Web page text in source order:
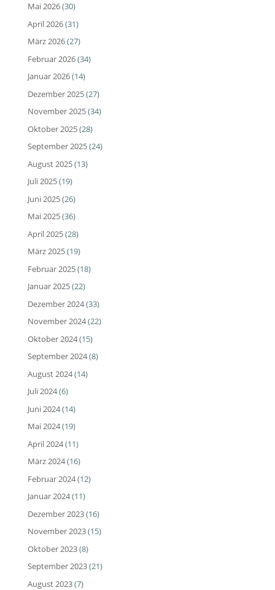
Mai 2026(30)
April 2026(31)
März 2026(27)
Februar 2026(34)
Januar 2026(14)
Dezember 2025(27)
November 2025(34)
Oktober 2025(28)
September 2025(24)
August 2025(13)
Juli 2025(19)
Juni 2025(26)
Mai 2025(36)
April 2025(28)
März 2025(19)
Februar 2025(18)
Januar 2025(22)
Dezember 2024(33)
November 2024(22)
Oktober 2024(15)
September 2024(8)
August 2024(14)
Juli 2024(6)
Juni 2024(14)
Mai 2024(19)
April 2024(11)
März 2024(16)
Februar 2024(12)
Januar 2024(11)
Dezember 2023(16)
November 2023(15)
Oktober 2023(8)
September 2023(21)
August 2023(7)